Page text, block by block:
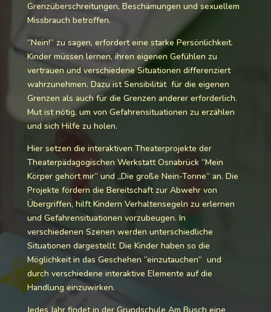
Grenzüberschreitungen, Beschämungen und sexuellem
Missbrauch betroffen.
“Nein!“ zu sagen, erfordert eine starke Persönlichkeit.
Kinder müssen lernen, ihren eigenen Gefühlen zu
vertrauen und verschiedene Situationen differenziert
wahrzunehmen. Dazu ist Sensibilität für die eigenen
Grenzen als auch für die Grenzen anderer erforderlich.
Mut ist nötig, um von Gefahrensituationen zu erzählen
und sich Hilfe zu holen.
Hier setzen die interaktiven Theaterprojekte der
Theaterpädagogischen Werkstatt Osnabrück “Mein
Körper gehört mir“ und „Die große Nein-Tonne“ an. Die
Projekte fördern die Bereitschaft zur Abwehr von
Übergriffen, hilft Kindern Verhaltensegeln zu erlernen
und Gefahrensituationen vorzubeugen. In
verschiedenen Szenen werden unterschiedliche
Situationen dargestellt. Die Kinder haben so die
Möglichkeit in das Geschehen “einzutauchen“ und
durch verschiedene interaktive Elemente auf die
Handlung einzuwirken.